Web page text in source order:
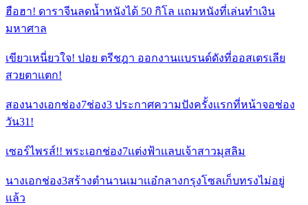
ฮือฮา! ดาราจีนลดน้ำหนังได้ 50 กิโล เเถมหนังที่เล่นทำเงิน
มหาศาล
เขียวเหนี่ยวใจ! ปอย ตรีชฎา ออกงานเเบรนด์ดังที่ออสเตรเลีย
สวยตาเเตก!
สองนางเอกช่อง7ช่อง3 ประกาศความปังครั้งเเรกที่หน้าจอช่อง
วัน31!
เซอร์ไพรส์!! พระเอกช่อง7เเต่งฟ้าเเลบเจ้าสาวมุสลิม
นางเอกช่อง3สร้างตำนานเมาเเอ๋กลางกรุงโซลเก็บทรงไม่อยู่
เเล้ว